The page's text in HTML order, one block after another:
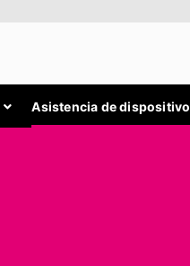
Asistencia de dispositivo